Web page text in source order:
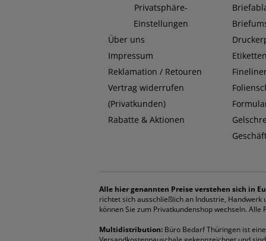
Privatsphäre-
Einstellungen
Über uns
Impressum
Reklamation / Retouren
Vertrag widerrufen
(Privatkunden)
Rabatte & Aktionen
Etiketten
Alle hier genannten Preise verstehen sich in
richtet sich ausschließlich an Industrie,
können Sie zum Privatkundenshop wechseln.
Multidistribution: Büro Bedarf Thüringen ist